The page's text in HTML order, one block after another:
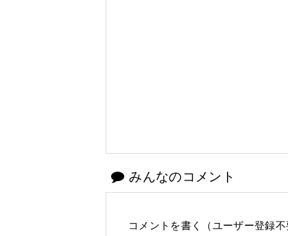
みんなのコメント
コメントを書く（ユーザー登録不